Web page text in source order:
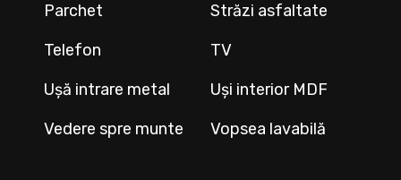
Parchet
Străzi asfaltate
Telefon
TV
Ușă intrare metal
Uși interior MDF
Vedere spre munte
Vopsea lavabilă